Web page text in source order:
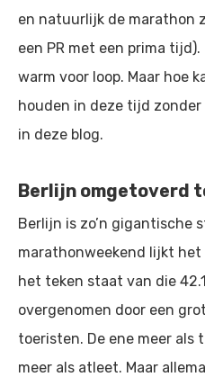
en natuurlijk de marathon
een PR met een prima
warm voor loop. Maar hoe
houden in deze tijd
in deze blog.
Berlijn omgetoverd
Berlijn is zo’n gigantische
marathonweekend lijkt
het teken staat van die
overgenomen door een
toeristen. De ene meer als
meer als atleet. Maar